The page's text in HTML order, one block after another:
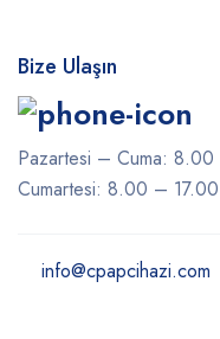
Bize Ulaşın
Pazartesi – Cuma:
Cumartesi: 8.00 – 17.00
info@cpapcihazi.com